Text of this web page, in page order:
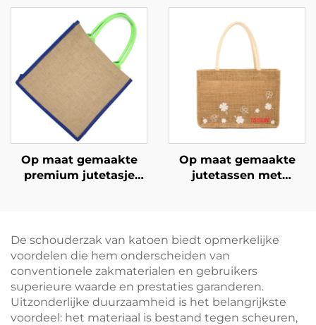
konijn- en
bloemmotief – Uniek
artistiek cadeau voor
branding
opvallende tropische
afbeelding – opvallend
gemerkt
merchandising voor
B2B
Op maat gemaakte
premium jutetasje
duurzaam
winkelhulpmiddel
Op maat gemaakte
jutetassen met
bulkverpakking –
herbruikbaar, ideaal
voor picknicks,
kamperen,
strandbezoeken en
buitenactiviteiten
De schouderzak van katoen biedt opmerkelijke
voordelen die hem onderscheiden van
conventionele zakmaterialen en gebruikers
superieure waarde en prestaties garanderen.
Uitzonderlijke duurzaamheid is het belangrijkste
voordeel: het materiaal is bestand tegen scheuren,